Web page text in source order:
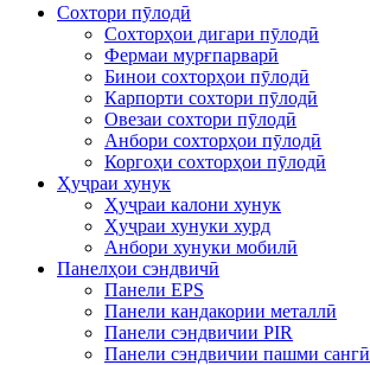
Сохтори пӯлодӣ
Сохторҳои дигари пӯлодӣ
Фермаи мурғпарварӣ
Бинои сохторҳои пӯлодӣ
Карпорти сохтори пӯлодӣ
Овезаи сохтори пӯлодӣ
Анбори сохторҳои пӯлодӣ
Коргоҳи сохторҳои пӯлодӣ
Ҳуҷраи хунук
Ҳуҷраи калони хунук
Ҳуҷраи хунуки хурд
Анбори хунуки мобилӣ
Панелҳои сэндвичӣ
Панели EPS
Панели кандакории металлӣ
Панели сэндвичии PIR
Панели сэндвичии пашми сангӣ